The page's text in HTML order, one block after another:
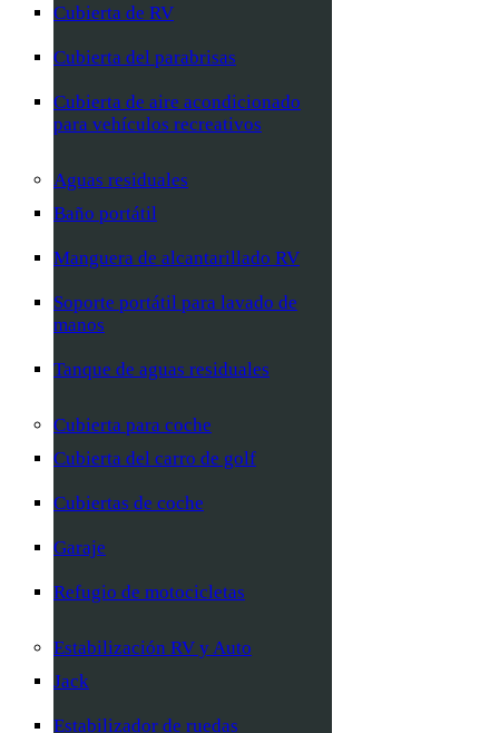
Cubierta de RV
Cubierta del parabrisas
Cubierta de aire acondicionado
para vehículos recreativos
Aguas residuales
Baño portátil
Manguera de alcantarillado RV
Soporte portátil para lavado de
manos
Tanque de aguas residuales
Cubierta para coche
Cubierta del carro de golf
Cubiertas de coche
Garaje
Refugio de motocicletas
Estabilización RV y Auto
Jack
Estabilizador de ruedas